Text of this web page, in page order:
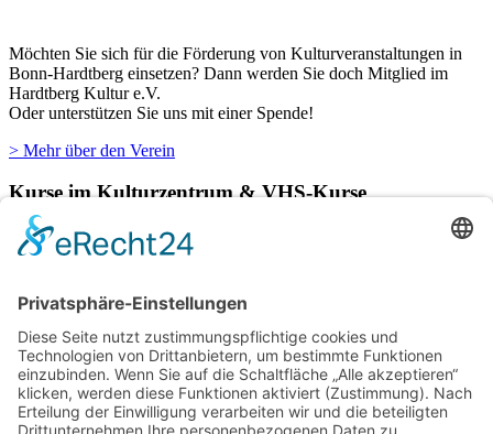
Möchten Sie sich für die Förderung von Kulturveranstaltungen in
Bonn-Hardtberg einsetzen? Dann werden Sie doch Mitglied im
Hardtberg Kultur e.V.
Oder unterstützen Sie uns mit einer Spende!
> Mehr über den Verein
Kurse im Kulturzentrum & VHS-Kurse
Räumlichkeiten im Kulturzentrum für einige ihrer Kurse.
> Hier finden Sie eine aktuelle Übersicht.
Newsletter